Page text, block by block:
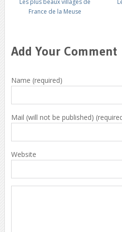
Les plus beaux villages de
France de la Meuse
Add Your Comment
Name (required)
Mail (will not be published)
Website